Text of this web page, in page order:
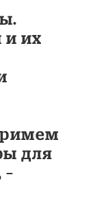
и их
для